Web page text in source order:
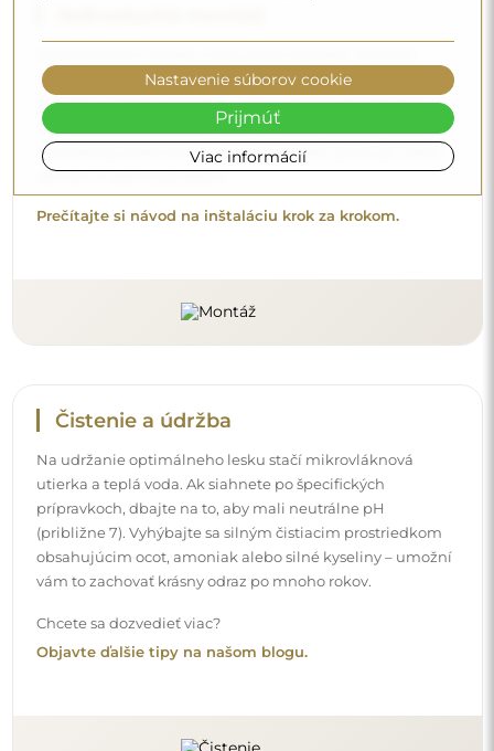
utierka a teplá voda. Ak siahnete po špecifických
prípravkoch, dbajte na to, aby mali neutrálne pH
(približne 7). Vyhýbajte sa silným čistiacim prostriedkom
obsahujúcim ocot, amoniak alebo silné kyseliny – umožní
vám to zachovať krásny odraz po mnoho rokov.
Objavte ďalšie tipy na našom blogu.
Doručenie domov
Ponúkame službu doručenia domov, ktorá vám umožní
prijať balík priamo pred vaše dvere. Za príplatok 40 €
ponúkame ajdoručenie až do bytu
, ktoré umožňuje
doručiť balík priamo do vášho domu (pre rozmery do
80×120 cm alebo s priemerom 100 cm). Pri väčších
produktoch sa môže vyžadovať drobná pomoc, napríklad
nezaplatíte, kuriér balík dovnútra vášho domu
neumiestni.
Viac informácií
Nastavenie súborov cookie
Prijmúť